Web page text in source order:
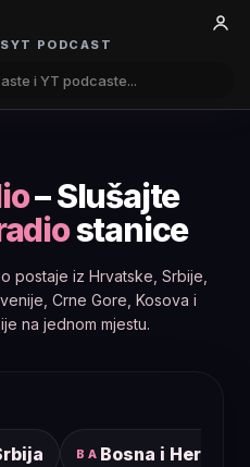
YT PODCAST
– Slušajte
stanice
postaje iz Hrvatske, Srbije,
Crne Gore, Kosova i
na jednom mjestu.
BA Bosna i